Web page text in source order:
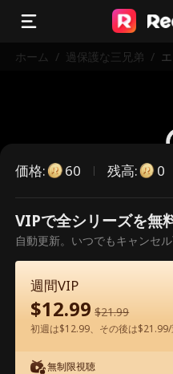
ホーム / 過保護な三兄弟 /
こちらは有料の
聴いただくには
価格: 60 残高: 0
VIPで全シリーズを無
自動更新。いつでもキャンセル
週間VIP
$12.99 $21.99
初週は$12.99、その後は$21.99/
無制限視聴